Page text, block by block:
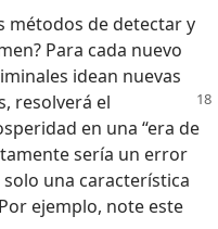
métodos de detectar y
Para cada nuevo
idean nuevas
resolverá el
en una “era de
sería un error
una característica
ejemplo, note este